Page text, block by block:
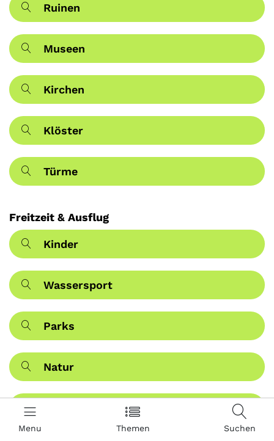
Menu Themen Suchen
Ruinen
Museen
Kirchen
Klöster
Türme
Freitzeit & Ausflug
Kinder
Wassersport
Parks
Natur
Schöne Aussicht